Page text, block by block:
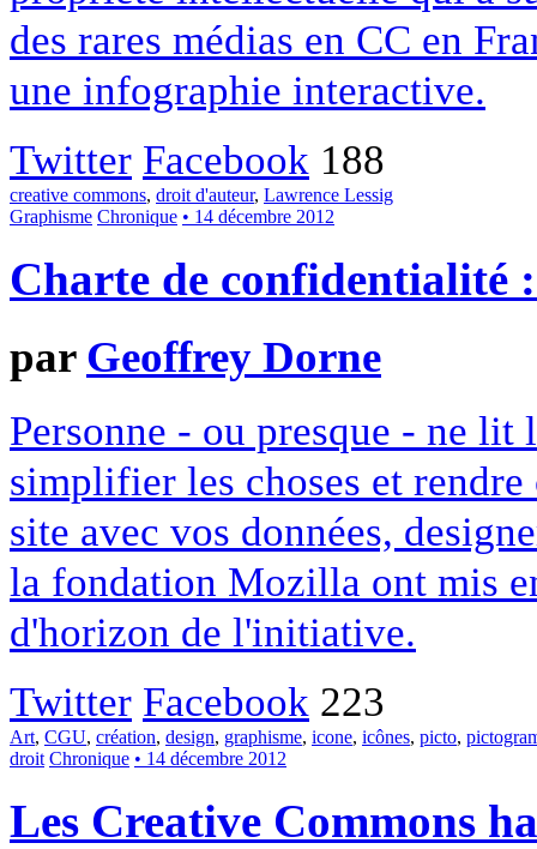
des rares médias en CC en
une infographie interactive.
Twitter Facebook 188
creative commons, droit d'auteur, Lawrence Lessig
Graphisme Chronique • 14 décembre 2012
Charte de confidentialité
par Geoffrey Dorne
Personne - ou presque - ne
simplifier les choses et
site avec vos données,
la fondation Mozilla ont mis
d'horizon de l'initiative.
Twitter Facebook 223
Art, CGU, création, design, graphisme, icone, icônes, picto,
droit Chronique • 14 décembre 2012
Les Creative Commons